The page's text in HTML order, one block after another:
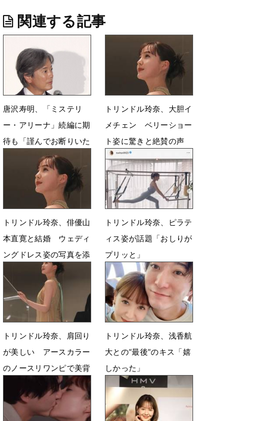
関連する記事
唐沢寿明、「ミステリ
ー・アリーナ」続編に期
待も「謹んでお断りいた
します！」
5月24日 13時46分
トリンドル玲奈、大胆イ
メチェン ベリーショー
ト姿に驚きと絶賛の声
「めっちゃキュート」
3月31日 08時56分
トリンドル玲奈、俳優山
本直寛と結婚 ウェディ
ングドレス姿の写真を添
1月19日 08時43分
トリンドル玲奈、ピラテ
ィス姿が話題「おしりが
プリッと」
3月23日 10時37分
トリンドル玲奈、肩回り
が美しい アースカラー
のノースリワンピで美背
2月20日 07時19分
トリンドル玲奈、浅香航
大との“最後”のキス「嬉
しかった」
2月10日 15時11分